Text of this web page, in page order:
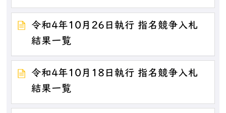
令和4年10月26日執行 指名競争入札
結果一覧
令和4年10月18日執行 指名競争入札
結果一覧